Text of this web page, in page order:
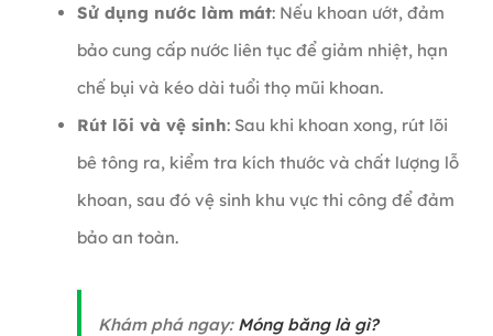
Sử dụng nước làm mát: Nếu khoan ướt, đảm
bảo cung cấp nước liên tục để giảm nhiệt, hạn
chế bụi và kéo dài tuổi thọ mũi khoan.
Rút lõi và vệ sinh: Sau khi khoan xong, rút lõi
bê tông ra, kiểm tra kích thước và chất lượng lỗ
khoan, sau đó vệ sinh khu vực thi công để đảm
bảo an toàn.
Khám phá ngay: Móng băng là gì?